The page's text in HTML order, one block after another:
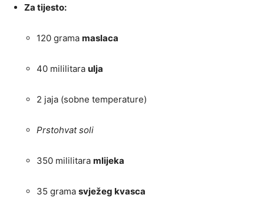
Za tijesto:
120 grama maslaca
40 mililitara ulja
2 jaja (sobne temperature)
Prstohvat soli
350 mililitara mlijeka
35 grama svježeg kvasca